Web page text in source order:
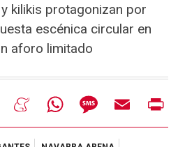
kilikis protagonizan por
escénica circular en
aforo limitado
LinkedIn MeneameWhatsAppMessageEmail